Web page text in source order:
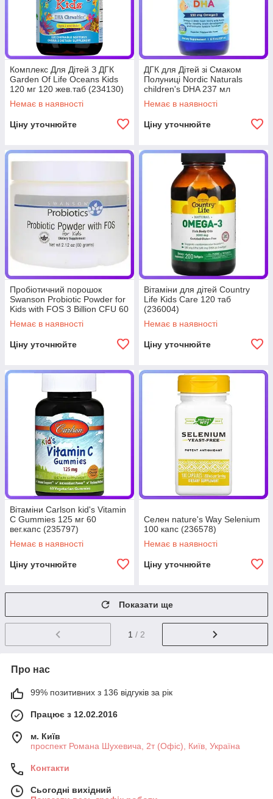
Комплекс Для Дітей З ДГК
Garden Of Life Oceans Kids
120 мг 120 жев.таб (234130)
Немає в наявності
Ціну уточнюйте
ДГК для Дітей зі Смаком
Полуниці Nordic Naturals
children's DHA 237 мл
(234187)
Немає в наявності
Ціну уточнюйте
Пробіотичний порошок
Swanson Probiotic Powder for
Kids with FOS 3 Billion CFU 60
г (235794)
Немає в наявності
Ціну уточнюйте
Вітаміни для дітей Country
Life Kids Care 120 таб
(236004)
Немає в наявності
Ціну уточнюйте
Вітаміни Carlson kid's Vitamin
C Gummies 125 мг 60
вег.капс (235797)
Немає в наявності
Ціну уточнюйте
Селен nature's Way Selenium
100 капс (236578)
Немає в наявності
Ціну уточнюйте
Показати ще
1 / 2
Про нас
99% позитивних з 136 відгуків за рік
Працює з 12.02.2016
м. Київ
проспект Романа Шухевича, 2т (Офіс), Київ, Україна
Контакти
Сьогодні вихідний